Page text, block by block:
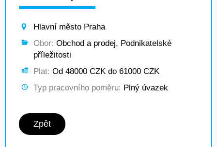
Hlavní město Praha
Obor: Obchod a prodej, Podnikatelské
příležitosti
Plat: Od 48000 CZK do 61000 CZK
Typ pracovního poměru: Plný úvazek
Zpět